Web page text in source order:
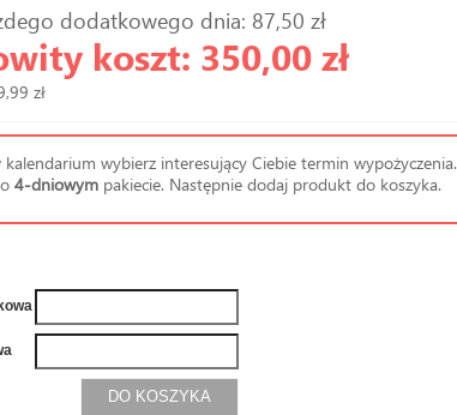
dodatkowego dnia: 87,50 zł
koszt: 350,00 zł
zł
kalendarium wybierz interesujący Ciebie termin wypożyczenia.
4-dniowympakiecie. Następnie dodaj produkt do koszyka.
DO KOSZYKA